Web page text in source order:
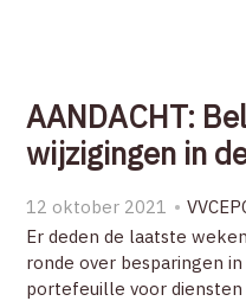
AANDACHT:
wijzigingen in
12 oktober 2021
Er deden de laatste
ronde over besparingen in
portefeuille voor